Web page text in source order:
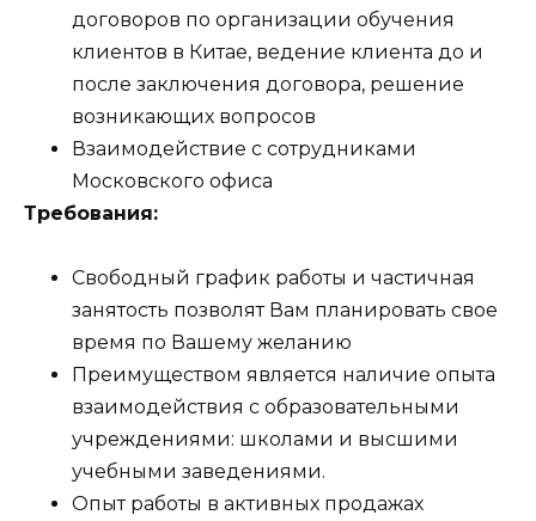
договоров по организации обучения
клиентов в Китае, ведение клиента до и
после заключения договора, решение
возникающих вопросов
Взаимодействие с сотрудниками
Московского офиса
Требования:
Свободный график работы и частичная
занятость позволят Вам планировать свое
время по Вашему желанию
Преимуществом является наличие опыта
взаимодействия с образовательными
учреждениями: школами и высшими
учебными заведениями.
Опыт работы в активных продажах